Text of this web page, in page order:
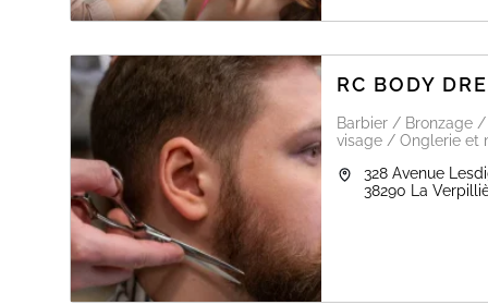
RC BODY
Barbier / Bronzage
visage / Onglerie et
328 Avenue
38290
La